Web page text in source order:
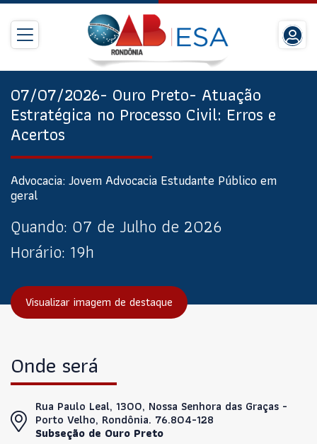
07/07/2026- Ouro Preto- Atuação
Estratégica no Processo Civil: Erros e
Acertos
Advocacia: Jovem Advocacia Estudante Público em
geral
Quando: 07 de Julho de 2026
Horário: 19h
Visualizar imagem de destaque
Onde será
Rua Paulo Leal, 1300, Nossa Senhora das Graças -
Porto Velho, Rondônia. 76.804-128
Subseção de Ouro Preto